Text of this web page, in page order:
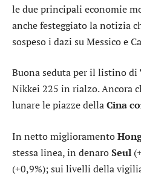
le due principali economie
anche festeggiato la notizia
sospeso i dazi su Messico e
Buona seduta per il listino di
Nikkei 225 in rialzo. Ancora
lunare le piazze dellaCina
In netto miglioramento
stessa linea, in denaroSeul
(+0,9%); sui livelli della